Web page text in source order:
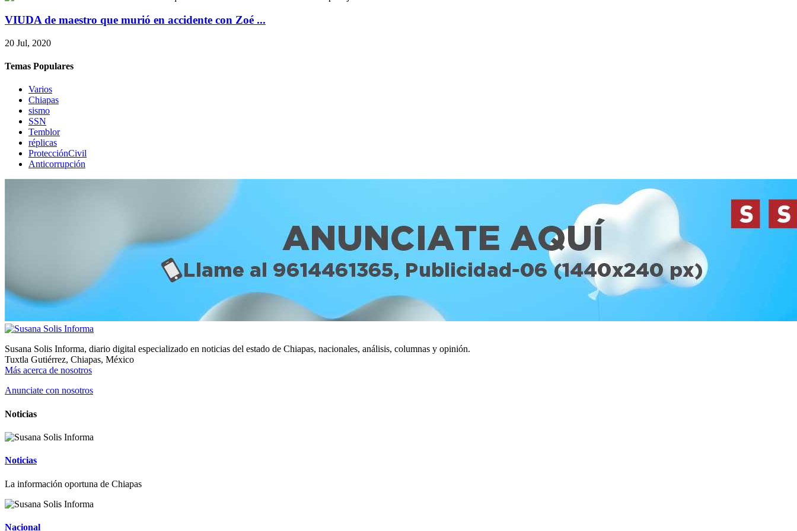
VIUDA de maestro que murió en accidente con Zoé ...
20 Jul, 2020
Temas Populares
Varios
Chiapas
sismo
SSN
Temblor
réplicas
ProtecciónCivil
Anticorrupción
Susana Solis Informa, diario digital especializado en noticias del estado de Chiapas, nacionales, análisis, columnas y opinión.
Tuxtla Gutiérrez, Chiapas, México
Más acerca de nosotros
Anunciate con nosotros
Noticias
Noticias
La información oportuna de Chiapas
Nacional